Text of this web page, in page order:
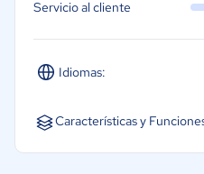
Idiomas:
Inglés
Servicio al cliente
Características y